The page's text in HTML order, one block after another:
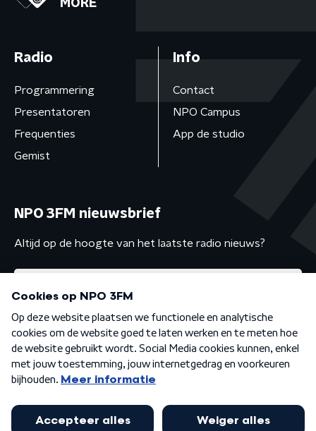
MORE
Radio
Programmering
Presentatoren
Frequenties
Gemist
Info
Contact
NPO Campus
App de studio
NPO 3FM nieuwsbrief
Altijd op de hoogte van het laatste radio nieuws?
Algemene voorwaarden Privacybeleid